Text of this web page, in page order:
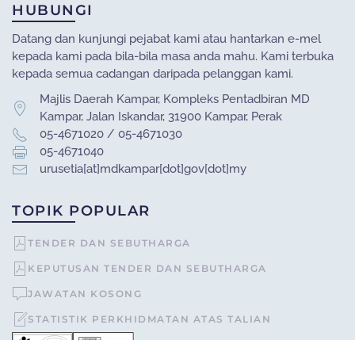
HUBUNGI
Datang dan kunjungi pejabat kami atau hantarkan e-mel
kepada kami pada bila-bila masa anda mahu. Kami terbuka
kepada semua cadangan daripada pelanggan kami.
Majlis Daerah Kampar, Kompleks Pentadbiran MD
Kampar, Jalan Iskandar, 31900 Kampar, Perak
05-4671020 / 05-4671030
05-4671040
urusetia[at]mdkampar[dot]gov[dot]my
TOPIK POPULAR
TENDER DAN SEBUTHARGA
KEPUTUSAN TENDER DAN SEBUTHARGA
JAWATAN KOSONG
STATISTIK PERKHIDMATAN ATAS TALIAN